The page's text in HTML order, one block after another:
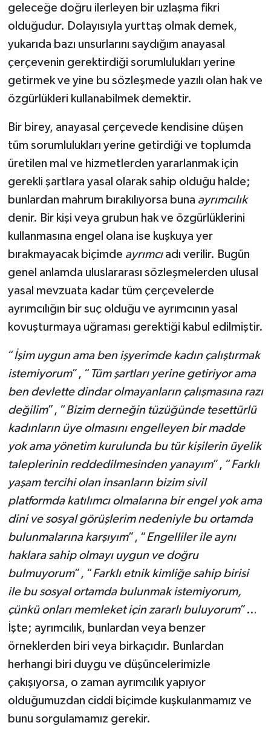
geleceğe doğru ilerleyen bir uzlaşma fikri
olduğudur. Dolayısıyla yurttaş olmak demek,
yukarıda bazı unsurlarını saydığım anayasal
çerçevenin gerektirdiği sorumlulukları yerine
getirmek ve yine bu sözleşmede yazılı olan hak ve
özgürlükleri kullanabilmek demektir.
Bir birey, anayasal çerçevede kendisine düşen
tüm sorumlulukları yerine getirdiği ve toplumda
üretilen mal ve hizmetlerden yararlanmak için
gerekli şartlara yasal olarak sahip olduğu halde;
bunlardan mahrum bırakılıyorsa buna ayrımcılık
denir. Bir kişi veya grubun hak ve özgürlüklerini
kullanmasına engel olana ise kuşkuya yer
bırakmayacak biçimde ayrımcıadı verilir. Bugün
genel anlamda uluslararası sözleşmelerden ulusal
yasal mevzuata kadar tüm çerçevelerde
ayrımcılığın bir suç olduğu ve ayrımcının yasal
kovuşturmaya uğraması gerektiği kabul edilmiştir.
“İşim uygun ama ben işyerimde kadın çalıştırmak
istemiyorum”, “ Tüm şartları yerine getiriyor ama
ben devlette dindar olmayanların çalışmasına razı
değilim”, “Bizim derneğin tüzüğünde tesettürlü
kadınların üye olmasını engelleyen bir madde
yok ama yönetim kurulunda bu tür kişilerin üyelik
taleplerinin reddedilmesinden yanayım”, “Farklı
yaşam tercihi olan insanların bizim sivil
platformda katılımcı olmalarına bir engel yok ama
dini ve sosyal görüşlerim nedeniyle bu ortamda
bulunmalarına karşıyım”, “Engelliler ile aynı
haklara sahip olmayı uygun ve doğru
bulmuyorum”, “Farklı etnik kimliğe sahip birisi
ile bu sosyal ortamda bulunmak istemiyorum,
çünkü onları memleket için zararlı buluyorum”…
İşte; ayrımcılık, bunlardan veya benzer
örneklerden biri veya birkaçıdır. Bunlardan
herhangi biri duygu ve düşüncelerimizle
çakışıyorsa, o zaman ayrımcılık yapıyor
olduğumuzdan ciddi biçimde kuşkulanmamız ve
bunu sorgulamamız gerekir.